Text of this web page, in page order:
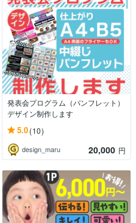
発表会プログラム（パンフレット）
デザイン制作します
5.0(10)
design_maru 20,000 円